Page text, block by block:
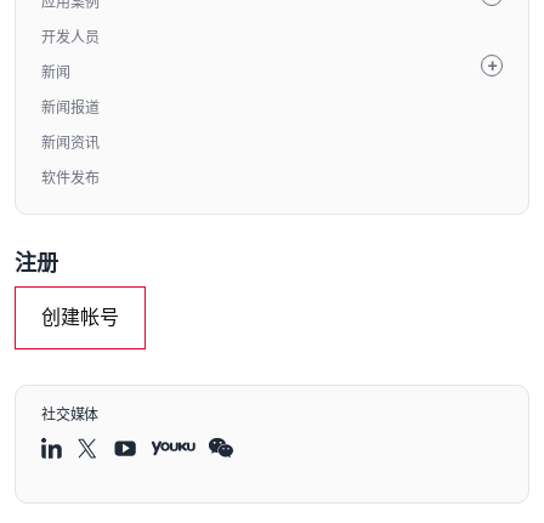
开发人员
新闻
新闻报道
新闻资讯
软件发布
注册
创建帐号
社交媒体